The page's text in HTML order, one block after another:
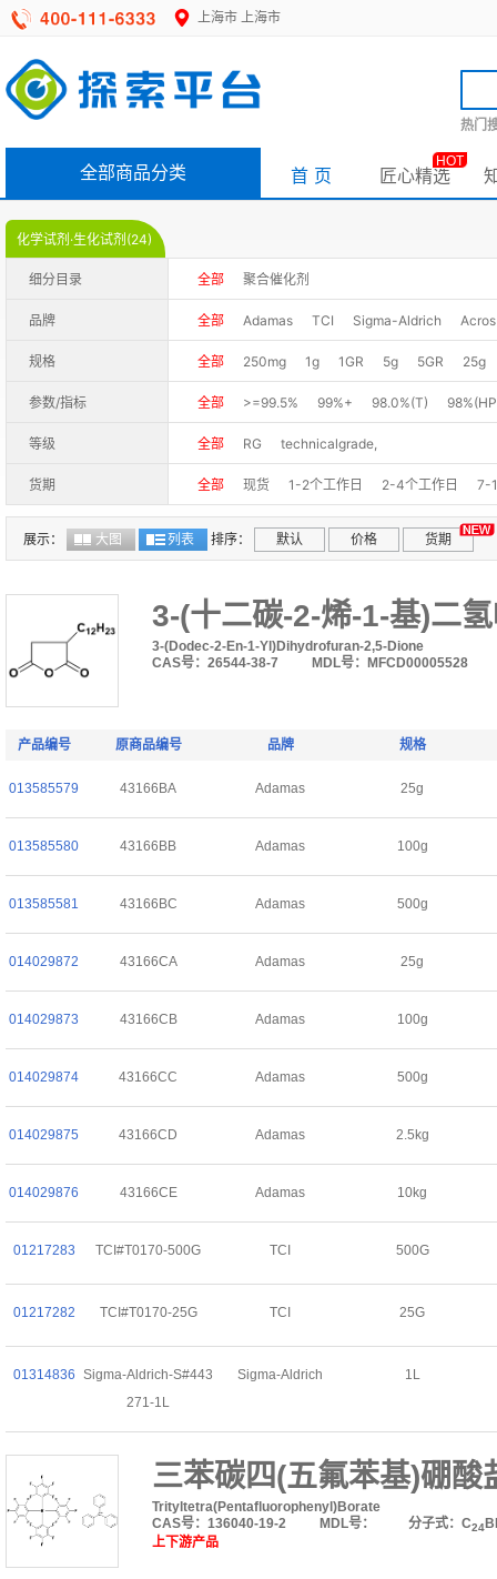
上海市 上海市
热门
全部商品分类 首 页 匠心精选
HOT
化学试剂·生化试剂(24)
细分目录 全部 聚合催化剂
品牌 全部 Adamas TCI Sigma-Aldrich Acros
规格 全部 250mg 1g 1GR 5g 5GR 25g
参数/指标 全部 >=99.5% 99%+ 98.0%(T)
等级 全部 RG technicalgrade,
货期 全部 现货 1-2个工作日 2-4个工作日 7-
展示： 大图 列表 排序： 默认 价格 货期
3-(十二碳-2-烯-1-基)二
3-(Dodec-2-En-1-Yl)Dihydrofuran-2,5-Dione
CAS号：26544-38-7
MDL号：MFCD00005528
产品编号 原商品编号 品牌 规格
013585579 43166BA Adamas 25g
013585580 43166BB Adamas 100g
013585581 43166BC Adamas 500g
014029872 43166CA Adamas 25g
014029873 43166CB Adamas 100g
014029874 43166CC Adamas 500g
014029875 43166CD Adamas 2.5kg
014029876 43166CE Adamas 10kg
01217283 TCI#T0170-500G TCI 500G
01217282 TCI#T0170-25G TCI 25G
01314836 Sigma-Aldrich-S#443
271-1L
Sigma-Aldrich 1L
三苯碳四(五氟苯基)硼酸
Trityltetra(Pentafluorophenyl)Borate
CAS号：136040-19-2
MDL号： 分子式：C24
上下游产品